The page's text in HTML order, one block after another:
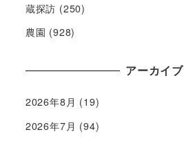
蔵探訪 (250)
農園 (928)
アーカイブ
2026年8月 (19)
2026年7月 (94)